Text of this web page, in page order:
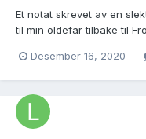
Et notat skrevet av en
til min oldefar tilbake til
(Bønsnes?) i 1778 (døpt
Desember 16, 2020